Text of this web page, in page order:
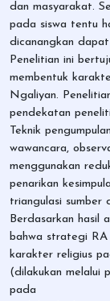
dan masyarakat.
pada siswa tentu
dicanangkan
Penelitian ini
membentuk
Ngaliyan.
pendekatan
Teknik
wawancara,
menggunakan
penarikan
triangulasi sumber
Berdasarkan hasil
bahwa strategi
karakter religius
(dilakukan melalui
pada